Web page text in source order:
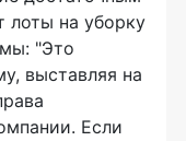
лоты на уборку
"Это
выставляя на
Если